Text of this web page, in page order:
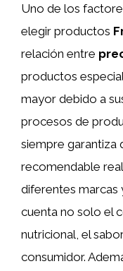
Uno de los
elegir productos
relación entre
productos
mayor debido a
procesos de
siempre garantiza
recomendable
diferentes marcas
cuenta no solo el
nutricional, el
consumidor.